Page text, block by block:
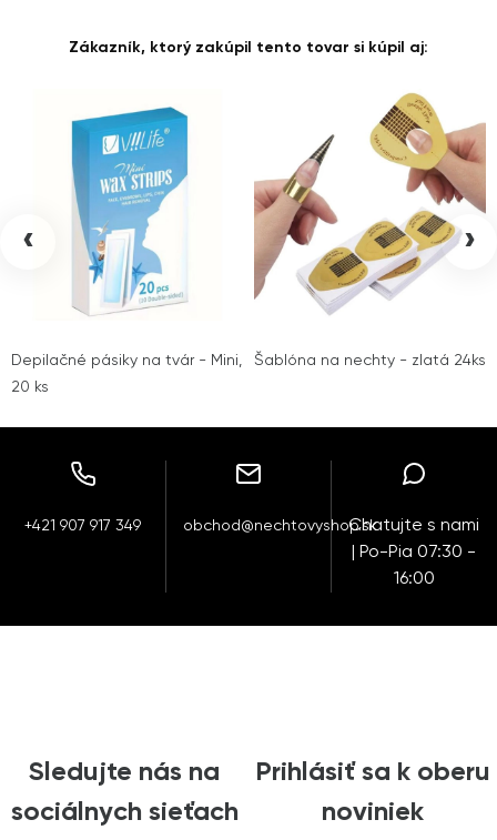
Zákazník, ktorý zakúpil tento tovar si kúpil aj:
Depilačné pásiky na tvár - Mini,
20 ks
Šablóna na nechty - zlatá 24ks
‹ ›
+421 907 917 349 obchod@nechtovyshop.skChatujte s nami
| Po-Pia 07:30 -
16:00
Sledujte nás na
sociálnych sieťach
Prihlásiť sa k oberu
noviniek